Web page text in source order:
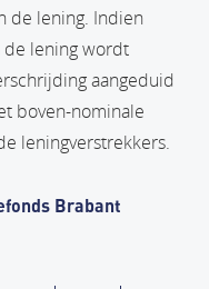
de lening. Indien
lening wordt
aangeduid
boven-nominale
leningverstrekkers.
Brabant